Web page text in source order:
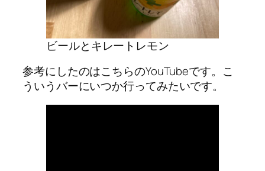
ビールとキレートレモン
参考にしたのはこちらのYouTubeです。こ
ういうバーにいつか行ってみたいです。